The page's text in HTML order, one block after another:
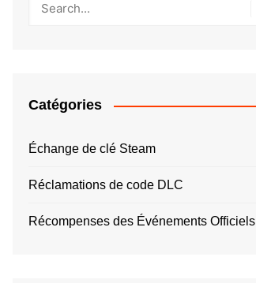
Catégories
Échange de clé Steam
Réclamations de code DLC
Récompenses des Événements Officiels